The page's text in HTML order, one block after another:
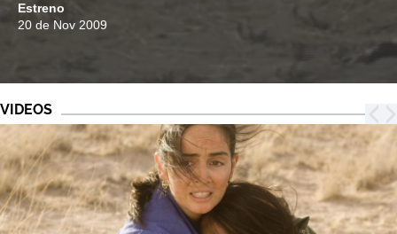
Estreno
20 de Nov 2009
VIDEOS